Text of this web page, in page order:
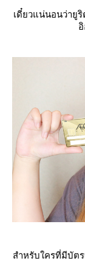
เดี๋ยวแน่นอนว่ายู
สำหรับใครที่มีบัต